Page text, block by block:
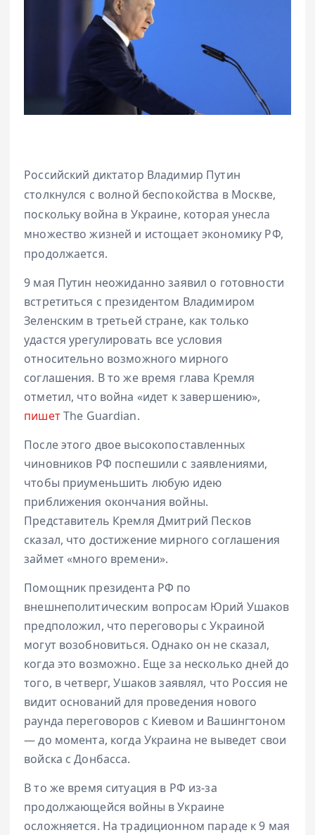
Российский диктатор Владимир Путин
столкнулся с волной беспокойства в Москве,
поскольку война в Украине, которая унесла
множество жизней и истощает экономику РФ,
продолжается.
9 мая Путин неожиданно заявил о готовности
встретиться с президентом Владимиром
Зеленским в третьей стране, как только
удастся урегулировать все условия
относительно возможного мирного
соглашения. В то же время глава Кремля
отметил, что война «идет к завершению»,
пишетThe Guardian.
После этого двое высокопоставленных
чиновников РФ поспешили с заявлениями,
чтобы приуменьшить любую идею
приближения окончания войны.
Представитель Кремля Дмитрий Песков
сказал, что достижение мирного соглашения
займет «много времени».
Помощник президента РФ по
внешнеполитическим вопросам Юрий Ушаков
предположил, что переговоры с Украиной
могут возобновиться. Однако он не сказал,
когда это возможно. Еще за несколько дней до
того, в четверг, Ушаков заявлял, что Россия не
видит оснований для проведения нового
раунда переговоров с Киевом и Вашингтоном
— до момента, когда Украина не выведет свои
войска с Донбасса.
В то же время ситуация в РФ из-за
продолжающейся войны в Украине
осложняется. На традиционном параде к 9 мая